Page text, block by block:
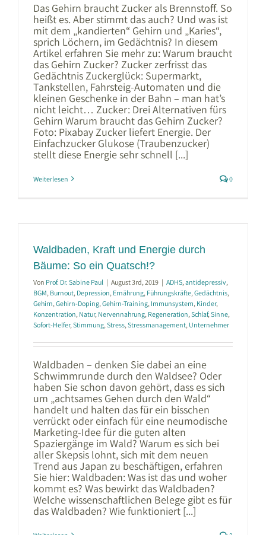
Das Gehirn braucht Zucker als Brennstoff. So
heißt es. Aber stimmt das auch? Und was ist
mit dem „kandierten“ Gehirn und „Karies“,
sprich Löchern, im Gedächtnis? In diesem
Artikel erfahren Sie mehr zu: Warum braucht
das Gehirn Zucker? Zucker zerfrisst das
Gedächtnis Zuckerglück: Supermarkt,
Tankstellen, Fahrsteig-Automaten und die
kleinen Geschenke in der Bahn – man hat’s
nicht leicht… Zucker: Drei Alternativen fürs
Gehirn Warum braucht das Gehirn Zucker?
Foto: Pixabay Zucker liefert Energie. Der
Einfachzucker Glukose (Traubenzucker)
stellt diese Energie sehr schnell [...]
Weiterlesen 0
Waldbaden, Kraft und Energie durch
Bäume: So ein Quatsch!?
Von Prof. Dr. Sabine Paul | August 3rd, 2019 | ADHS, antidepressiv,
BGM, Burnout, Depression, Ernährung, Führungskräfte, Gedächtnis,
Gehirn, Gehirn-Doping, Gehirn-Training, Immunsystem, Kinder,
Konzentration, Natur, Nervennahrung, Regeneration, Schlaf, Sinne,
Sofort-Helfer, Stimmung, Stress, Stressmanagement, Unternehmer
Waldbaden – denken Sie dabei an eine
Schwimmrunde durch den Waldsee? Oder
haben Sie schon davon gehört, dass es sich
um „achtsames Gehen durch den Wald“
handelt und halten das für ein bisschen
verrückt oder einfach für eine neumodische
Marketing-Idee für die guten alten
Spaziergänge im Wald? Warum es sich bei
aller Skepsis lohnt, sich mit dem neuen
Trend aus Japan zu beschäftigen, erfahren
Sie hier: Waldbaden: Was ist das und woher
kommt es? Was bewirkt das Waldbaden?
Welche wissenschaftlichen Belege gibt es für
das Waldbaden? Wie funktioniert [...]